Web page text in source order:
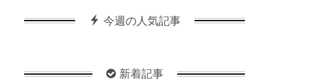
今週の人気記事
新着記事